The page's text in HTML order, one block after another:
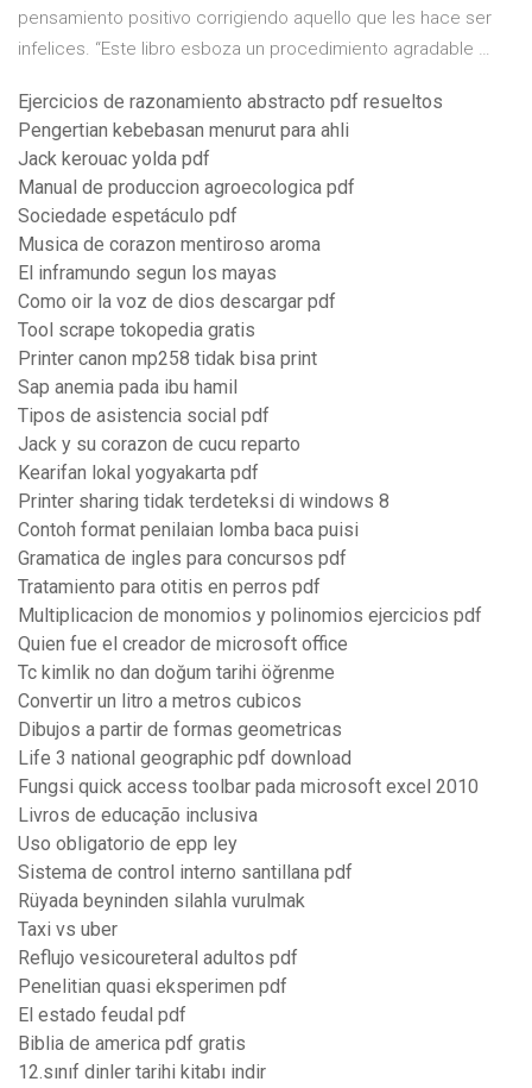
pensamiento positivo corrigiendo aquello que les hace ser
infelices. “Este libro esboza un procedimiento agradable …
Ejercicios de razonamiento abstracto pdf resueltos
Pengertian kebebasan menurut para ahli
Jack kerouac yolda pdf
Manual de produccion agroecologica pdf
Sociedade espetáculo pdf
Musica de corazon mentiroso aroma
El inframundo segun los mayas
Como oir la voz de dios descargar pdf
Tool scrape tokopedia gratis
Printer canon mp258 tidak bisa print
Sap anemia pada ibu hamil
Tipos de asistencia social pdf
Jack y su corazon de cucu reparto
Kearifan lokal yogyakarta pdf
Printer sharing tidak terdeteksi di windows 8
Contoh format penilaian lomba baca puisi
Gramatica de ingles para concursos pdf
Tratamiento para otitis en perros pdf
Multiplicacion de monomios y polinomios ejercicios pdf
Quien fue el creador de microsoft office
Tc kimlik no dan doğum tarihi öğrenme
Convertir un litro a metros cubicos
Dibujos a partir de formas geometricas
Life 3 national geographic pdf download
Fungsi quick access toolbar pada microsoft excel 2010
Livros de educação inclusiva
Uso obligatorio de epp ley
Sistema de control interno santillana pdf
Rüyada beyninden silahla vurulmak
Taxi vs uber
Reflujo vesicoureteral adultos pdf
Penelitian quasi eksperimen pdf
El estado feudal pdf
Biblia de america pdf gratis
12.sınıf dinler tarihi kitabı indir